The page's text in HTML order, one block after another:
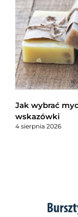
Jak wybrać
wskazówki
4 sierpnia 2026